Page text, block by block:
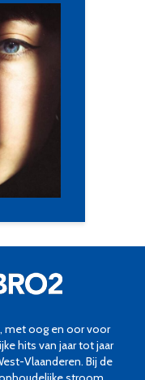
met oog en oor voor
hits van jaar tot jaar
Vlaanderen. Bij de